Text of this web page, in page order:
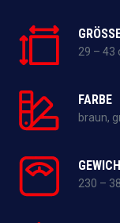
29 – 43
FARBE
braun,
230 –